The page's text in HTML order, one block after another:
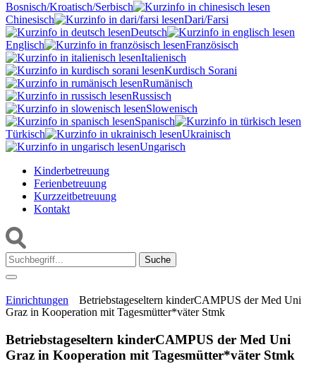
Bosnisch/Kroatisch/Serbisch
Chinesisch
Dari/Farsi
Deutsch
Englisch
Französisch
Italienisch
Kurdisch Sorani‎
Rumänisch
Russisch
Slowenisch
Spanisch
Türkisch
Ukrainisch
Ungarisch
Kinderbetreuung
Ferienbetreuung
Kurzzeitbetreuung
Kontakt
Suche:
Einrichtungen
Betriebstageseltern kinderCAMPUS der Med Uni
Graz in Kooperation mit Tagesmütter*väter Stmk
Betriebstageseltern kinderCAMPUS der Med Uni
Graz in Kooperation mit Tagesmütter*väter Stmk